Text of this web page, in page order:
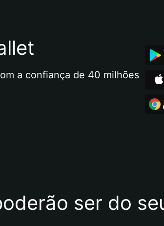
a confiança de 40 milhões
ser do